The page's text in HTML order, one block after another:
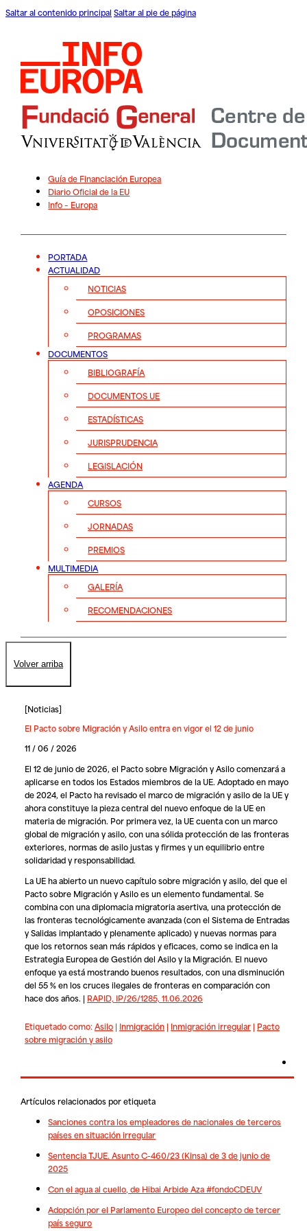
Saltar al contenido principal Saltar al pie de página
Guía de Financiación Europea
Diario Oficial de la EU
Info – Europa
PORTADA
ACTUALIDAD
NOTICIAS
OPOSICIONES
PROGRAMAS
DOCUMENTOS
BIBLIOGRAFÍA
DOCUMENTOS UE
ESTADÍSTICAS
JURISPRUDENCIA
LEGISLACIÓN
AGENDA
CURSOS
JORNADAS
PREMIOS
MULTIMEDIA
GALERÍA
RECOMENDACIONES
Volver arriba
[Noticias]
El Pacto sobre Migración y Asilo entra en vigor el 12 de junio
11 / 06 / 2026
El 12 de junio de 2026, el Pacto sobre Migración y Asilocomenzará a
aplicarse en todos los Estados miembros de la UE. Adoptado en mayo
de 2024, el Pacto ha revisado el marco de migración y asilo de la UE y
ahora constituye la pieza central del nuevo enfoque de la UE en
materia de migración. Por primera vez, la UE cuenta con un marco
global de migración y asilo, con una sólida protección de las fronteras
exteriores, normas de asilo justas y firmes y un equilibrio entre
solidaridad y responsabilidad.
La UE ha abierto un nuevo capítulo sobre migración y asilo, del que el
Pacto sobre Migración y Asilo es un elemento fundamental. Se
combina con una diplomacia migratoria asertiva, una protección de
las fronteras tecnológicamente avanzada (con el Sistema de Entradas
y Salidas implantado y plenamente aplicado) y nuevas normas para
que los retornos sean más rápidos y eficaces, como se indica en la
Estrategia Europea de Gestión del Asilo y la Migración. El nuevo
enfoque ya está mostrando buenos resultados, con una disminución
del 55 % en los cruces ilegales de fronteras en comparación con
hace dos años. | RAPID, IP/26/1285, 11.06.2026
Etiquetado como:Asilo| Inmigración| Inmigración irregular| Pacto
sobre migración y asilo
Artículos relacionados por etiqueta
Sanciones contra los empleadores de nacionales de terceros
países en situación irregular
Sentencia TJUE. Asunto C-460/23 (Kinsa) de 3 de junio de
2025
Con el agua al cuello, de Hibai Arbide Aza #fondoCDEUV
Adopción por el Parlamento Europeo del concepto de tercer
país seguro